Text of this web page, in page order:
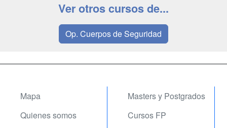
Ver otros cursos de...
Op. Cuerpos de Seguridad
Mapa
Quienes somos
Masters y Postgrados
Cursos FP